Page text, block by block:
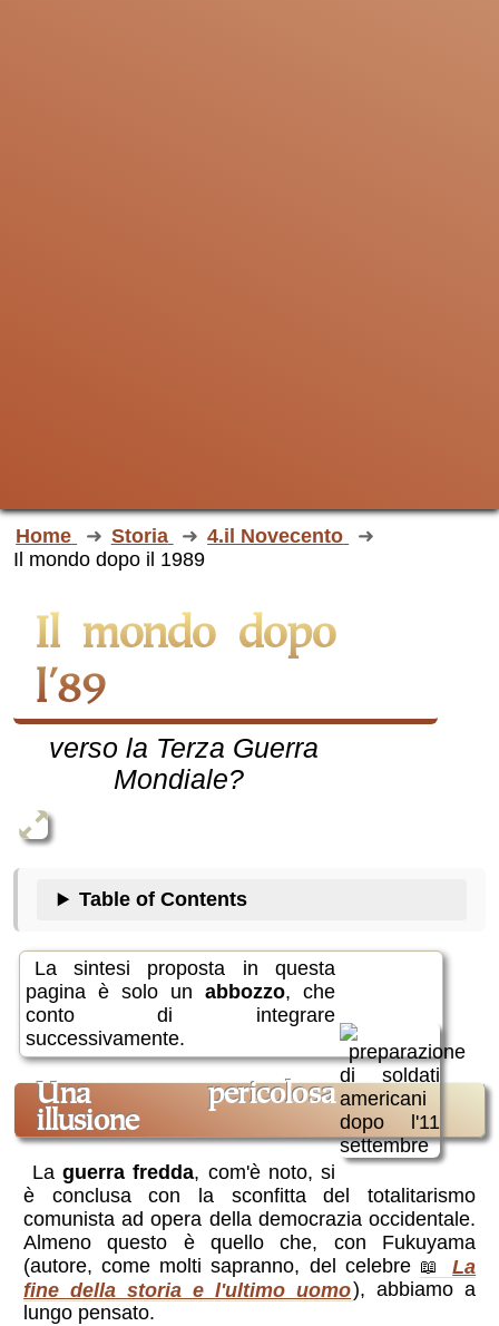
Home Storia
4.il Novecento
Il mondo dopo il 1989
Il mondo dopo
l'89
verso la Terza Guerra
Mondiale?
Table of Contents
La sintesi proposta in questa
pagina è solo un abbozzo, che
conto di integrare
successivamente.
una pericolosa
illusione
Laguerra fredda, com'è noto, si
è conclusa con la sconfitta del totalitarismo
comunista ad opera della democrazia occidentale.
Almeno questo è quello che, con Fukuyama
(autore, come molti sapranno, del celebre
La
fine della storia e l'ultimo uomo), abbiamo a
lungo pensato.